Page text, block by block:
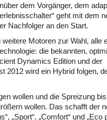
dem Vorgänger, dem
geht mit dem
Nachfolger an den Start.
Motoren zur Wahl, alle
die bekannten,
Dynamics Edition und der
2012 wird ein Hybrid folgen,
wollen und die Spreizung
wollen. Das schafft der
„Sport“, „Comfort“ und „Eco